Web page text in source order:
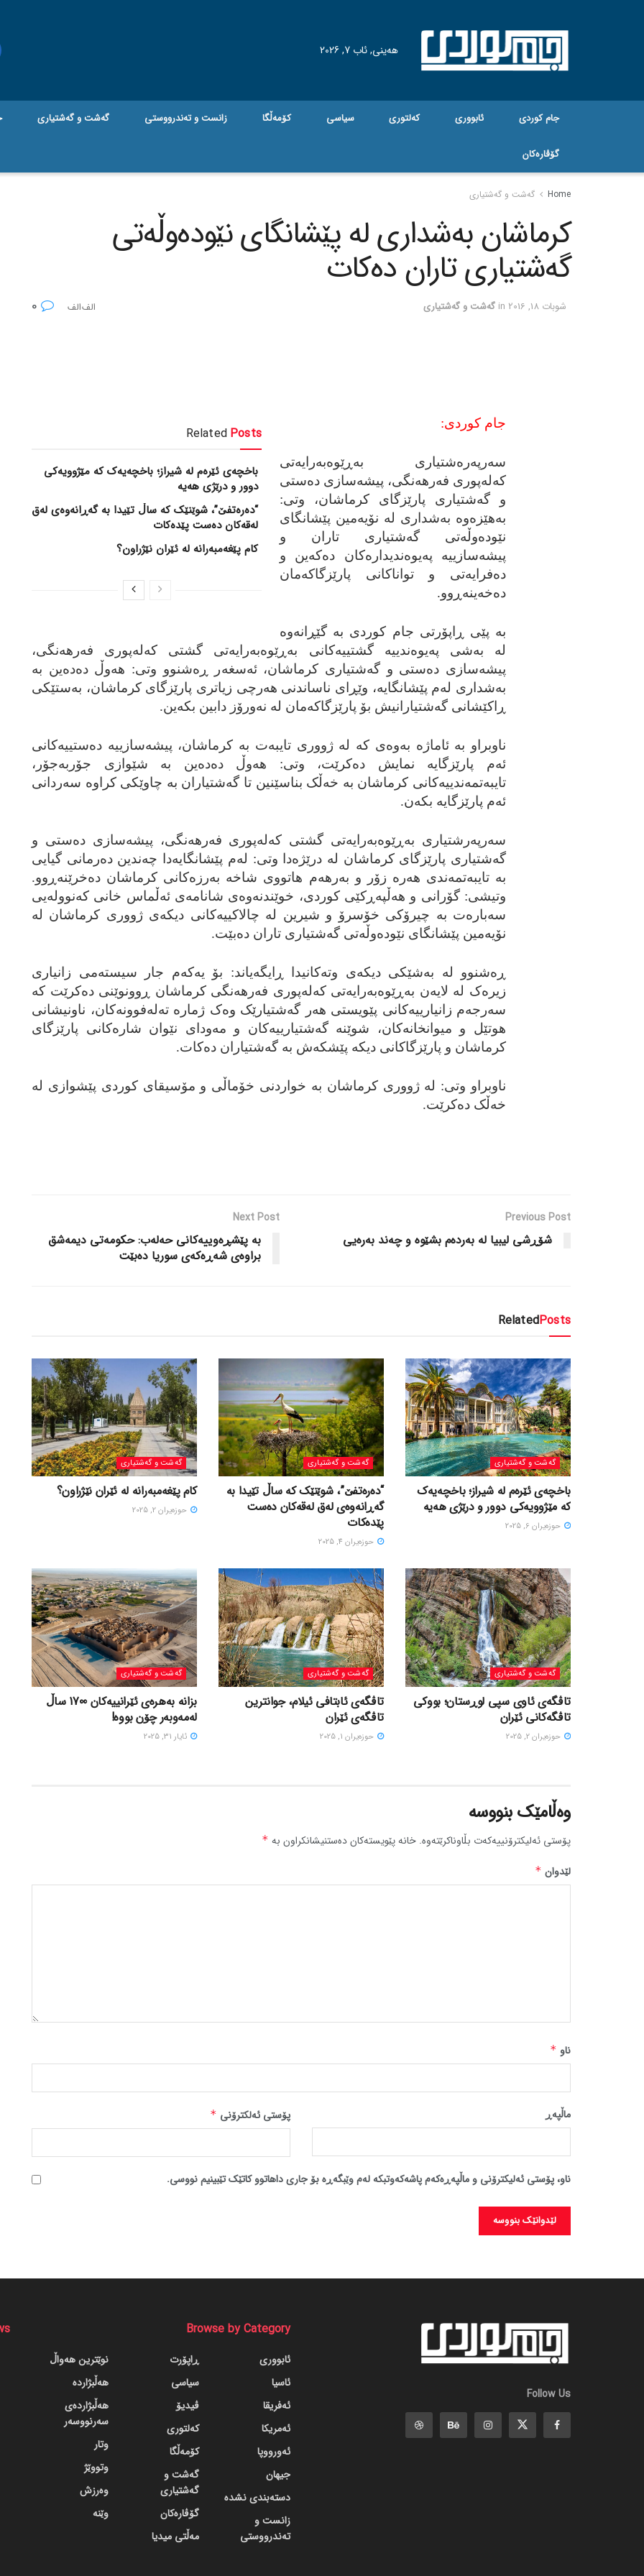
هه‌ینی, ئاب 7, 2026
جام کوردی ئابووری کەلتوری سیاسی کۆمەڵگا زانست و تەندرووستی گه‌شت و گه‌شتیاری
گۆڤاره‌کان
Home گه‌شت و گه‌شتیاری
کرماشان به‌شداری له‌ پێشانگای نێوده‌وڵه‌تی
گه‌شتیاری تاران ده‌کات
شوبات 18, 2016 in گه‌شت و گه‌شتیاری
Related Posts
باخچەی ئێرەم لە شیراز؛ باخچەیەک کە مێژوویەکی
دوور و درێژی هەیە
“دەرەتفێ”، شوێنێک کە ساڵ تێیدا بە گەڕانەوەی لەق
لەقەکان دەست پێدەکات
کام پێغەمبەرانە لە ئێران نێژراون؟
جام کوردی:
سه‌رپه‌ره‌شتیاری به‌ڕێوه‌به‌رایه‌تی
که‌له‌پوری فه‌رهه‌نگی، پیشه‌سازی ده‌ستی
و گه‌شتیاری پارێزگای کرماشان، وتی:
به‌هێزه‌وه‌ به‌شداری له‌ نۆیه‌مین پێشانگای
نێوده‌وڵه‌تی گه‌شتیاری تاران و
پیشه‌سازییه‌ په‌یوه‌ندیداره‌کان ده‌که‌ین و
ده‌فرایه‌تی و تواناکانی پارێزگاکه‌مان
ده‌خه‌ینه‌ڕوو.
به‌ پێی ڕاپۆرتی جام کوردی به‌ گێڕانه‌وه‌
له‌ به‌شی په‌یوه‌ندییه‌ گشتییه‌کانی به‌ڕێوه‌به‌رایه‌تی گشتی که‌له‌پوری فه‌رهه‌نگی،
پیشه‌سازی ده‌ستی و گه‌شتیاری کرماشان، ئه‌سغه‌ر ڕه‌شنوو وتی: هه‌وڵ ده‌ده‌ین به‌
به‌شداری له‌م پێشانگایه‌، وێڕای ناساندنی هه‌رچی زیاتری پارێزگای کرماشان، به‌ستێکی
ڕاکێشانی گه‌شتیارانیش بۆ پارێزگاکه‌مان له‌ نه‌ورۆز دابین بکه‌ین.
ناوبراو به‌ ئاماژه‌ به‌وه‌ی که‌ له‌ ژووری تایبه‌ت به‌ کرماشان، پیشه‌سازییه‌ ده‌ستییه‌کانی
ئه‌م پارێزگایه‌ نمایش ده‌کرێت، وتی: هه‌وڵ ده‌ده‌ین به‌ شێوازی جۆربه‌جۆر،
تایبه‌تمه‌ندییه‌کانی کرماشان به‌ خه‌ڵک بناسێنین تا گه‌شتیاران به‌ چاوێکی کراوه‌ سه‌ردانی
ئه‌م پارێزگایه‌ بکه‌ن.
سه‌رپه‌رشتیاری به‌ڕێوه‌به‌رایه‌تی گشتی که‌له‌پوری فه‌رهه‌نگی، پیشه‌سازی ده‌ستی و
گه‌شتیاری پارێزگای کرماشان له‌ درێژه‌دا وتی: له‌م پێشانگایه‌دا چه‌ندین ده‌رمانی گیایی
به‌ تایبه‌تمه‌ندی هه‌ره‌ زۆر و به‌رهه‌م هاتووی شاخه‌ به‌رزه‌کانی کرماشان ده‌خرێنه‌ڕوو.
وتیشی: گۆرانی و هه‌ڵپه‌ڕکێی کوردی، خوێندنه‌وه‌ی شانامه‌ی ئه‌ڵماس خانی که‌نووله‌یی
سه‌باره‌ت به‌ چیرۆکی خۆسرۆ و شیرین له‌ چالاکییه‌کانی دیکه‌ی ژووری کرماشان له‌
نۆیه‌مین پێشانگای نێوده‌وڵه‌تی گه‌شتیاری تاران ده‌بێت.
ڕه‌شنوو له‌ به‌شێکی دیکه‌ی وته‌کانیدا ڕایگه‌یاند: بۆ یه‌که‌م جار سیسته‌می زانیاری
زیره‌ک له‌ لایه‌ن به‌ڕێوه‌به‌رایه‌تی که‌له‌پوری فه‌رهه‌نگی کرماشان ڕوونوێنی ده‌کرێت که‌
سه‌رجه‌م زانیارییه‌کانی پێویستی هه‌ر گه‌شتیارێک وه‌ک ژماره‌ ته‌له‌فوونه‌کان، ناونیشانی
هوتێل و میوانخانه‌کان، شوێنه‌ گه‌شتیارییه‌کان و مه‌ودای نێوان شاره‌کانی پارێزگای
کرماشان و پارێزگاکانی دیکه‌ پێشکه‌ش به‌ گه‌شتیاران ده‌کات.
ناوبراو وتی: له‌ ژووری کرماشان به‌ خواردنی خۆماڵی و مۆسیقای کوردی پێشوازی له‌
خه‌ڵک ده‌کرێت.
Previous Post
شۆڕشی لیبیا له‌ به‌رده‌م بشێوه‌ و چه‌ند به‌ره‌یی
Next Post
به‌ پێشڕه‌وییه‌کانی حه‌له‌ب: حکومه‌تی دیمه‌شق
براوه‌ی شه‌ڕه‌که‌ی سوریا ده‌بێت
RelatedPosts
گه‌شت و گه‌شتیاری
باخچەی ئێرەم لە شیراز؛ باخچەیەک
کە مێژوویەکی دوور و درێژی هەیە
حوزه‌یران 6, 2025
گه‌شت و گه‌شتیاری
“دەرەتفێ”، شوێنێک کە ساڵ تێیدا بە
گەڕانەوەی لەق لەقەکان دەست
پێدەکات
حوزه‌یران 4, 2025
گه‌شت و گه‌شتیاری
کام پێغەمبەرانە لە ئێران نێژراون؟
حوزه‌یران 2, 2025
گه‌شت و گه‌شتیاری
تاڤگەی ئاوی سپی لوڕستان؛ بووکی
تاڤگەکانی ئێران
حوزه‌یران 2, 2025
گه‌شت و گه‌شتیاری
تاڤگەی ئابتافی ئیلام، جوانترین
تاڤگەی ئێران
حوزه‌یران 1, 2025
گه‌شت و گه‌شتیاری
بزانه بەهرەی ئێرانییەکان 1700 ساڵ
لەمەوبەر چۆن بووه!
ئایار 31, 2025
وەڵامێک بنووسە
پۆستی ئەلیکترۆنییەکەت بڵاوناکرێتەوە. خانە پێویستەکان دەستنیشانکراون بە *
لێدوان *
ناو *
پۆستی ئەلکترۆنی * ماڵپه‌ڕ
ناو، پۆستی ئەلیکترۆنی و ماڵپەڕەکەم پاشەکەوتبکە لەم وێبگەڕە بۆ جاری داهاتوو کاتێک تێبینیم نووسی.
Follow Us
Browse by Category
ئابووری
ئاسیا
ئەفریقا
ئەمریکا
ئەورووپا
جیهان
دسته‌بندی نشده
زانست و
تەندرووستی
ڕاپۆرت
سیاسی
ڤیدیۆ
کەلتوری
کۆمەڵگا
گه‌شت و
گه‌شتیاری
گۆڤاره‌کان
مەڵتی میدیا
نوێترین هەواڵ
هەڵبژاردە
هەڵبژاردەی
سەرنووسەر
وتار
وتووێژ
وەرزش
وێنە